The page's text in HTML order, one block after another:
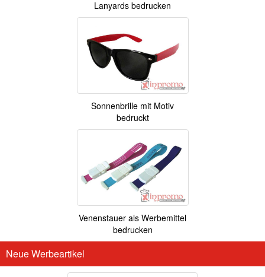
Lanyards bedrucken
Sonnenbrille mit Motiv
bedruckt
Venenstauer als Werbemittel
bedrucken
Neue Werbeartikel